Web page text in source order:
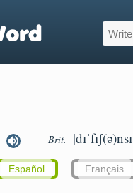
Brit.
Español Français